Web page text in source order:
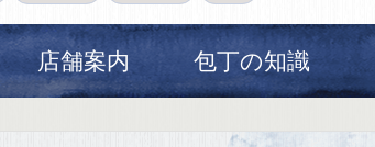
店舗案内 包丁の知識